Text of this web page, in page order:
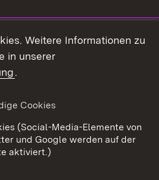
Barrierefreiheit
Cookies
Weitere Informationen zu
in unserer
.
Cookies
(Social-Media-Elemente von
und Google werden auf der
aktiviert.)